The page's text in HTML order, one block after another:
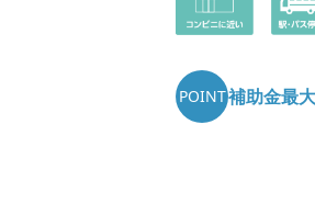
POINT補助金最